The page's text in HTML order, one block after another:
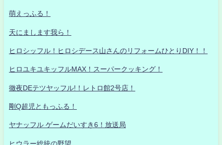
萌えっふる！
天にまします我ら！
ヒロシッフル！ヒロシデース山さんのリフォームひとりDIY！！
ヒロユキユキッフルMAX！スーパークッキング！
徹夜DEテツヤッフル!！レトロ館2号店！
剛Q超児ともっふる！
ヤナッフル ゲームだいすき6！放送局
ヒウラー総統の野望